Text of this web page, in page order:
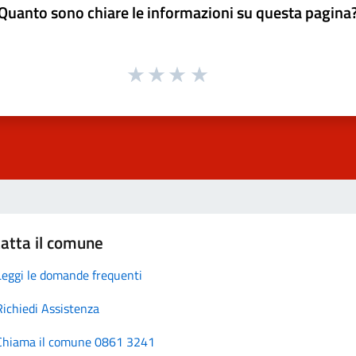
sono chiare le informazioni su questa
il comune
le domande frequenti
Assistenza
il comune 0861 3241